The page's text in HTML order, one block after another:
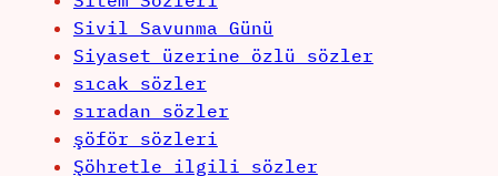
Sivil Savunma Günü
Siyaset üzerine özlü sözler
sıcak sözler
sıradan sözler
şöför sözleri
Şöhretle ilgili sözler